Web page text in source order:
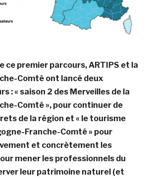
ce premier parcours, ARTIPS et la
Comté ont lancé deux
: « saison 2 des Merveilles de la
Comté », pour continuer de
de la région et « le tourisme
Franche-Comté » pour
et concrètement les
mener les professionnels du
leur patrimoine naturel (et